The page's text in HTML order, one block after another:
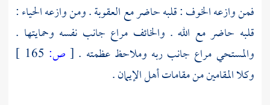
فمن وازعه الخوف : قلبه حاضر مع العقوبة . ومن وازعه الحياء :
قلبه حاضر مع الله . والخائف مراع جانب نفسه وحمايتها .
والمستحي مراع جانب ربه وملاحظ عظمته . [ ص:
وكلا المقامين من مقامات أهل الإيمان .